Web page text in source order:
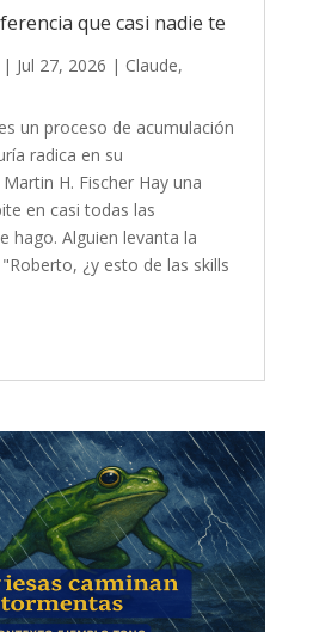
que casi nadie te
| Jul 27, 2026 | Claude,
un proceso de acumulación
radica en su
H. Fischer Hay una
en casi todas las
hago. Alguien levanta la
¿y esto de las skills